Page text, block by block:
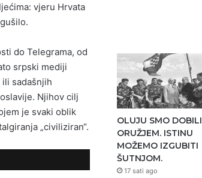
vjeru Hrvata
do Telegrama, od
srpski mediji
sadašnjih
Njihov cilj
je svaki oblik
„civiliziran“.
OLUJU SMO DOBILI
ORUŽJEM. ISTINU
MOŽEMO IZGUBITI
ŠUTNJOM.
17 sati ago